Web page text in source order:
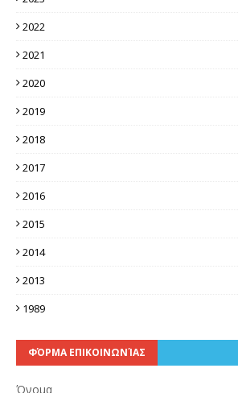
2022
2021
2020
2019
2018
2017
2016
2015
2014
2013
1989
ΦΌΡΜΑ ΕΠΙΚΟΙΝΩΝΊΑΣ
Όνομα